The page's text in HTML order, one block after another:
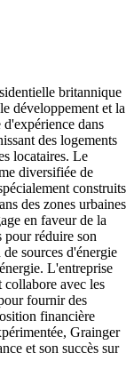
britannique
développement et la
dans
des logements
locataires. Le
diversifiée de
construits
des zones urbaines
en faveur de la
pour réduire son
sources d'énergie
L'entreprise
collabore avec les
fournir des
financière
Grainger
et son succès sur